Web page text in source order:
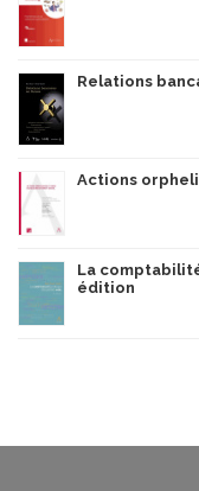
Relations
Actions
La
édition